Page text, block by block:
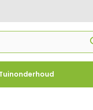
vanaf €1000 -